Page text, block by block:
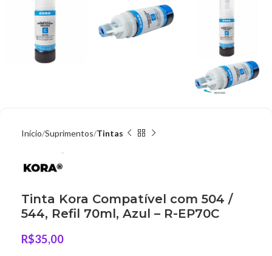
Início Suprimentos Tintas
Tinta Kora Compatível com 504 /
544, Refil 70ml, Azul – R-EP70C
R$35,00